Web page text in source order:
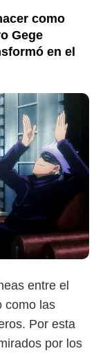
como
Gege
en el
entre el
como las
Por esta
por los